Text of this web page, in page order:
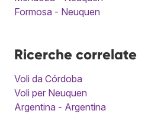
Formosa - Neuquen
Ricerche correlate
Voli da Córdoba
Voli per Neuquen
Argentina - Argentina